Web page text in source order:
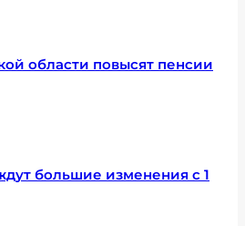
области повысят пенсии
большие изменения с 1